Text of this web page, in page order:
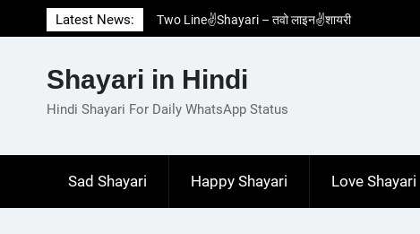
to
Latest News:
Two Line✌️Shayari – तवो लाइन✌️शायरी
Love😓Lines In Hindi – लव😓लाइन्स इन हिंदी
Love🥳Poetry In Hindi – लव🥳पोएट्री इन हिंदी
1 Line☝️Shayari In Hindi – १ लाइन☝️शायरी इन
Shayari in Hindi
Hindi Shayari For Daily WhatsApp Status
Sad Shayari Happy Shayari Love Shayari